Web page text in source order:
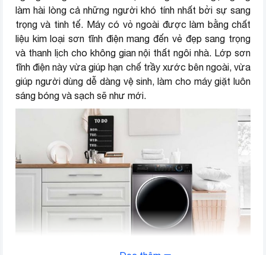
Tiện ích
Chỉnh nhiệt độ nước, Hẹn giờ
bắt đầu giặt, Khóa trẻ em
Chất liệu lồng giặt Thép không gỉ
Chất liệu vỏ máy Kim loại sơn tĩnh điện
Chất liệu nắp máy Nhựa ABS + Kính
Kích thước
Cao 85 cm – Ngang 59.5 cm –
Sâu 59.5 cm
Việt Nam
Năm sản xuất 2021
làm hài lòng cả những người khó tính nhất bởi sự sang
trọng và tinh tế. Máy có vỏ ngoài được làm bằng chất
liệu kim loại sơn tĩnh điện mang đến vẻ đẹp sang trọng
và thanh lịch cho không gian nội thất ngôi nhà. Lớp sơn
tĩnh điện này vừa giúp hạn chế trầy xước bên ngoài, vừa
giúp người dùng dễ dàng vệ sinh, làm cho máy giặt luôn
sáng bóng và sạch sẽ như mới.